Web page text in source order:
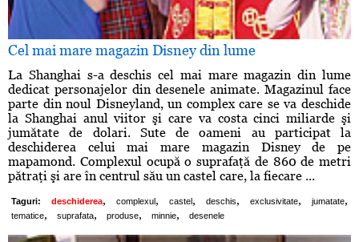
Cel mai mare magazin Disney din lume
La Shanghai s-a deschis cel mai mare magazin din lume
dedicat personajelor din desenele animate. Magazinul face
parte din noul Disneyland, un complex care se va deschide
la Shanghai anul viitor şi care va costa cinci miliarde şi
jumătate de dolari. Sute de oameni au participat la
deschiderea celui mai mare magazin Disney de pe
mapamond. Complexul ocupă o suprafaţă de 860 de metri
pătraţi şi are în centrul său un castel care, la fiecare ...
Taguri: deschiderea, complexul, castel, deschis, exclusivitate, jumatate,
tematice, suprafata, produse, minnie, desenele